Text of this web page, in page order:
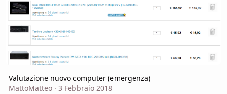
Valutazione nuovo computer (emergenza)
MattoMatteo· 3 Febbraio 2018